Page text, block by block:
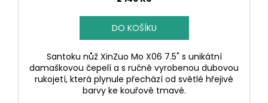
DO KOŠÍKU
Santoku nůž XinZuo Mo X06 7.5" s unikátní
damaškovou čepelí a s ručně vyrobenou dubovou
rukojetí, která plynule přechází od světlé hřejivé
barvy ke kouřově tmavé.